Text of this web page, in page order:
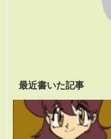
最近書いた記事